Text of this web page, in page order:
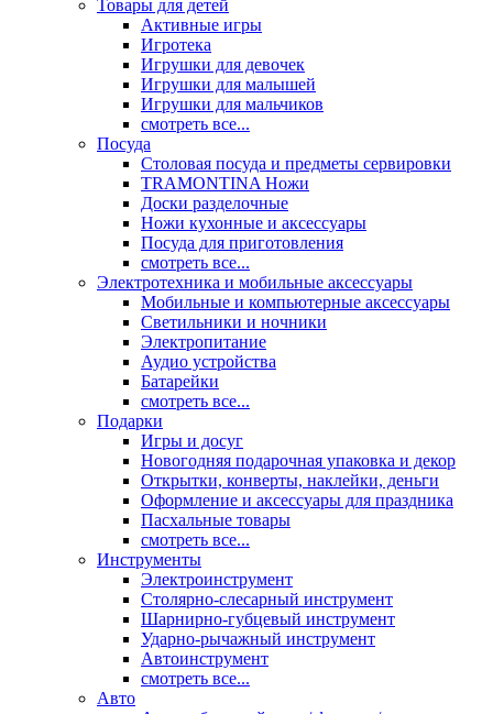
Товары для детей
Активные игры
Игротека
Игрушки для девочек
Игрушки для малышей
Игрушки для мальчиков
смотреть все...
Посуда
Столовая посуда и предметы сервировки
TRAMONTINA Ножи
Доски разделочные
Ножи кухонные и аксессуары
Посуда для приготовления
смотреть все...
Электротехника и мобильные аксессуары
Мобильные и компьютерные аксессуары
Светильники и ночники
Электропитание
Аудио устройства
Батарейки
смотреть все...
Подарки
Игры и досуг
Новогодняя подарочная упаковка и декор
Открытки, конверты, наклейки, деньги
Оформление и аксессуары для праздника
Пасхальные товары
смотреть все...
Инструменты
Электроинструмент
Столярно-слесарный инструмент
Шарнирно-губцевый инструмент
Ударно-рычажный инструмент
Автоинструмент
смотреть все...
Авто